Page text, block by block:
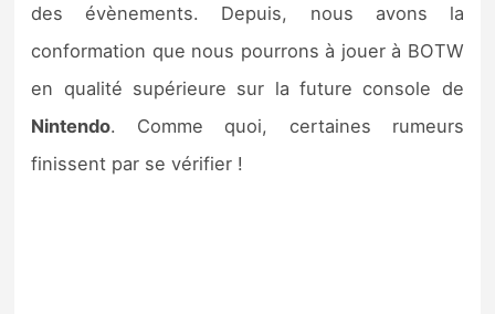
des évènements. Depuis, nous avons la
conformation que nous pourrons à jouer à BOTW
en qualité supérieure sur la future console de
Nintendo. Comme quoi, certaines rumeurs
finissent par se vérifier !